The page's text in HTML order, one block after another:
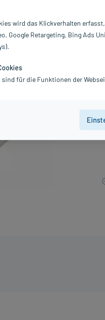
wird das Klickverhalten
Google Retargeting, Bing Ads
sind für die Funktionen der